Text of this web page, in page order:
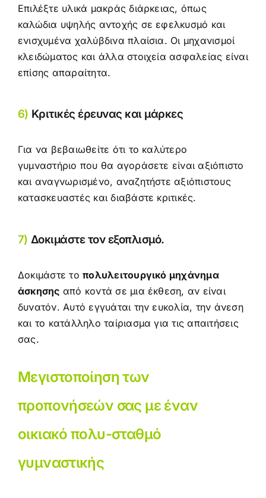
Επιλέξτε υλικά μακράς διάρκειας, όπως
καλώδια υψηλής αντοχής σε εφελκυσμό και
ενισχυμένα χαλύβδινα πλαίσια. Οι μηχανισμοί
κλειδώματος και άλλα στοιχεία ασφαλείας είναι
επίσης απαραίτητα.
6) Κριτικές έρευνας και μάρκες
Για να βεβαιωθείτε ότι το καλύτερο
γυμναστήριο που θα αγοράσετε είναι αξιόπιστο
και αναγνωρισμένο, αναζητήστε αξιόπιστους
κατασκευαστές και διαβάστε κριτικές.
7) Δοκιμάστε τον εξοπλισμό.
Δοκιμάστε τοπολυλειτουργικό μηχάνημα
άσκησης από κοντά σε μια έκθεση, αν είναι
δυνατόν. Αυτό εγγυάται την ευκολία, την άνεση
και το κατάλληλο ταίριασμα για τις απαιτήσεις
σας.
Μεγιστοποίηση των
προπονήσεών σας με έναν
οικιακό πολυ-σταθμό
γυμναστικής